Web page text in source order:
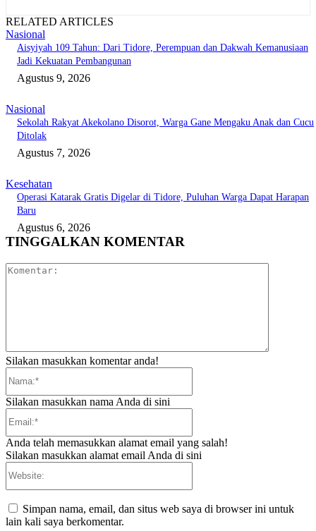
RELATED ARTICLES
Nasional
Aisyiyah 109 Tahun: Dari Tidore, Perempuan dan Dakwah Kemanusiaan
Jadi Kekuatan Pembangunan
Agustus 9, 2026
Nasional
Sekolah Rakyat Akekolano Disorot, Warga Gane Mengaku Anak dan Cucu
Ditolak
Agustus 7, 2026
Kesehatan
Operasi Katarak Gratis Digelar di Tidore, Puluhan Warga Dapat Harapan
Baru
Agustus 6, 2026
TINGGALKAN KOMENTAR
Silakan masukkan komentar anda!
Silakan masukkan nama Anda di sini
Anda telah memasukkan alamat email yang salah!
Silakan masukkan alamat email Anda di sini
Simpan nama, email, dan situs web saya di browser ini untuk
lain kali saya berkomentar.